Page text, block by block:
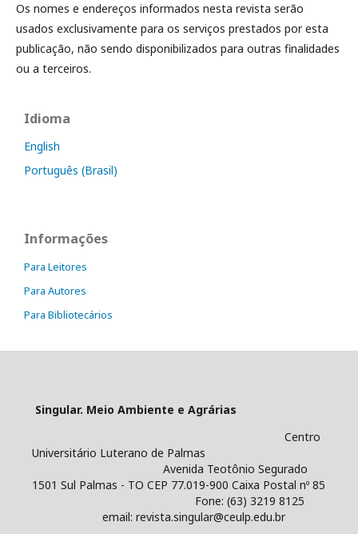
Os nomes e endereços informados nesta revista serão
usados exclusivamente para os serviços prestados por esta
publicação, não sendo disponibilizados para outras finalidades
ou a terceiros.
Idioma
English
Português (Brasil)
Informações
Para Leitores
Para Autores
Para Bibliotecários
Singular. Meio Ambiente e Agrárias
Centro
Universitário Luterano de Palmas
Avenida Teotônio Segurado
1501 Sul Palmas - TO CEP 77.019-900 Caixa Postal nº 85
Fone: (63) 3219 8125
email: revista.singular@ceulp.edu.br